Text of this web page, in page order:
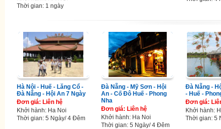
Thời gian: 1 ngày
Hà Nội - Huế - Lăng Cổ -
Đà Nẵng - Hội An 7 Ngày
Đơn giá: Liên hệ
Khởi hành: Ha Noi
Thời gian: 5 Ngày/ 4 Đêm
Đà Nẵng - Mỹ Sơn - Hội
An - Cố Đô Huế - Phong
Nha
Đơn giá: Liên hệ
Khởi hành: Ha Noi
Thời gian: 5 Ngày/ 4 Đêm
Đà Nẵng -
- Huế -
Đơn giá:
Khởi hành:
Thời gian: 5